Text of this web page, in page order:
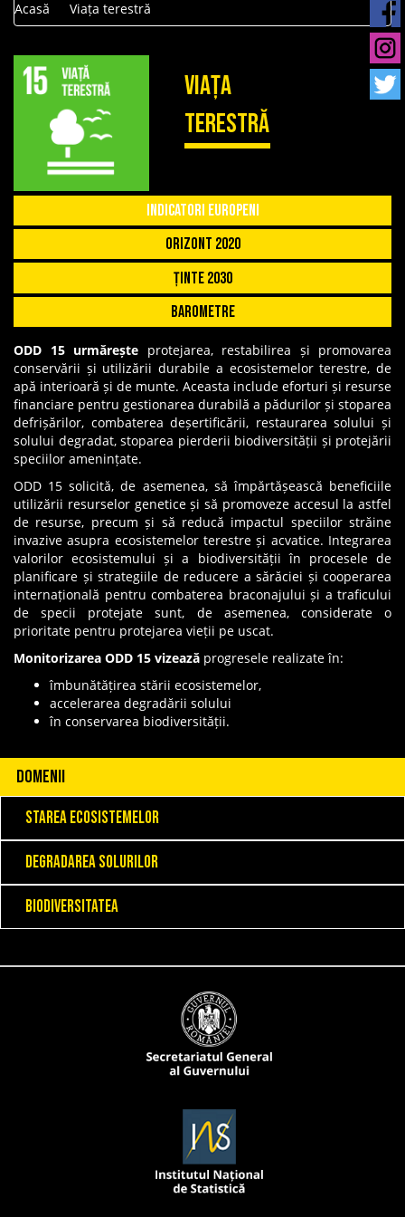
Acasă Viața terestră
Viața
terestră
Indicatori Europeni
Orizont 2020
Ținte 2030
Barometre
ODD 15 urmărește protejarea, restabilirea și promovarea
conservării și utilizării durabile a ecosistemelor terestre, de
apă interioară și de munte. Aceasta include eforturi și resurse
financiare pentru gestionarea durabilă a pădurilor și stoparea
defrișărilor, combaterea deșertificării, restaurarea solului și
solului degradat, stoparea pierderii biodiversității și protejării
speciilor amenințate.
ODD 15 solicită, de asemenea, să împărtășească beneficiile
utilizării resurselor genetice și să promoveze accesul la astfel
de resurse, precum și să reducă impactul speciilor străine
invazive asupra ecosistemelor terestre și acvatice. Integrarea
valorilor ecosistemului și a biodiversității în procesele de
planificare și strategiile de reducere a sărăciei și cooperarea
internațională pentru combaterea braconajului și a traficului
de specii protejate sunt, de asemenea, considerate o
prioritate pentru protejarea vieții pe uscat.
Monitorizarea ODD 15 vizează progresele realizate în:
îmbunătățirea stării ecosistemelor,
accelerarea degradării solului
în conservarea biodiversității.
DOMENII
Starea ecosistemelor
Degradarea solurilor
Biodiversitatea